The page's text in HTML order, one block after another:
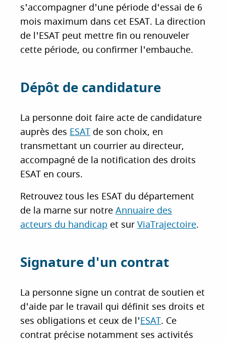
s'accompagner d'une période d'essai de 6
mois maximum dans cet ESAT. La direction
de l'ESAT peut mettre fin ou renouveler
cette période, ou confirmer l'embauche.
Dépôt de candidature
La personne doit faire acte de candidature
auprès des ESAT de son choix, en
transmettant un courrier au directeur,
accompagné de la notification des droits
ESAT en cours.
Retrouvez tous les ESAT du département
de la marne sur notre Annuaire des
acteurs du handicap et sur ViaTrajectoire.
Signature d'un contrat
La personne signe un contrat de soutien et
d'aide par le travail qui définit ses droits et
ses obligations et ceux de l'ESAT. Ce
contrat précise notamment ses activités